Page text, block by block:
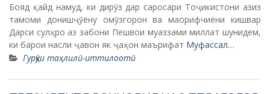
Бояд қайд намуд, ки дирӯз дар саросари Тоҷикистони азиз
тамоми донишҷӯёну омӯзгорон ва маорифчиёни кишвар
Дарси сулҳро аз забони Пешвои муаззами миллат шунидем,
ки барои насли ҷавон як ҷаҳон маърифат Муфассал…
Гурӯҳи таҳлилӣ-иттилоотӣ